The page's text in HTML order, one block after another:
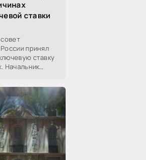
ставки
принял
ставку
Начальник